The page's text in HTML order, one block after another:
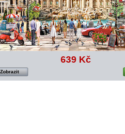
639 Kč
Zobrazit